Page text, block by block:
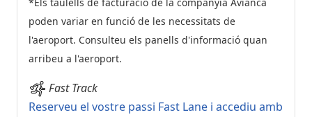
poden variar en funció de les necessitats de
l'aeroport. Consulteu els panells d'informació quan
arribeu a l'aeroport.
Fast Track
Reserveu el vostre passi Fast Lane i accediu amb